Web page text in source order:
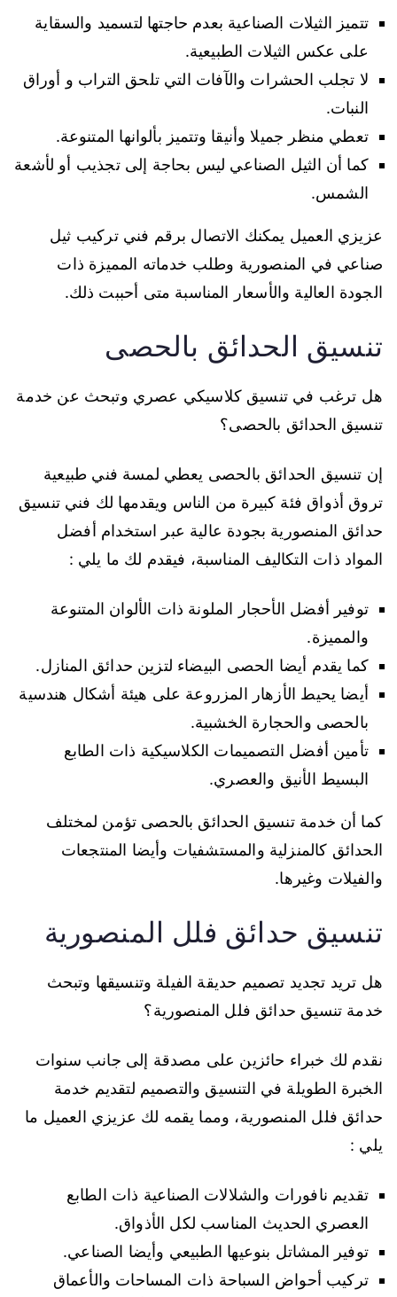
تتميز الثيلات الصناعية بعدم حاجتها لتسميد والسقاية
على عكس الثيلات الطبيعية.
لا تجلب الحشرات والآفات التي تلحق التراب و أوراق
النبات.
تعطي منظر جميلا وأنيقا وتتميز بألوانها المتنوعة.
كما أن الثيل الصناعي ليس بحاجة إلى تجذيب أو لأشعة
الشمس.
عزيزي العميل يمكنك الاتصال برقم فني تركيب ثيل
صناعي في المنصورية وطلب خدماته المميزة ذات
الجودة العالية والأسعار المناسبة متى أحببت ذلك.
تنسيق الحدائق بالحصى
هل ترغب في تنسيق كلاسيكي عصري وتبحث عن خدمة
تنسيق الحدائق بالحصى؟
إن تنسيق الحدائق بالحصى يعطي لمسة فني طبيعية
تروق أذواق فئة كبيرة من الناس ويقدمها لك فني تنسيق
حدائق المنصورية بجودة عالية عبر استخدام أفضل
المواد ذات التكاليف المناسبة، فيقدم لك ما يلي :
توفير أفضل الأحجار الملونة ذات الألوان المتنوعة
والمميزة.
كما يقدم أيضا الحصى البيضاء لتزين حدائق المنازل.
أيضا يحيط الأزهار المزروعة على هيئة أشكال هندسية
بالحصى والحجارة الخشبية.
تأمين أفضل التصميمات الكلاسيكية ذات الطابع
البسيط الأنيق والعصري.
كما أن خدمة تنسيق الحدائق بالحصى تؤمن لمختلف
الحدائق كالمنزلية والمستشفيات وأيضا المنتجعات
والفيلات وغيرها.
تنسيق حدائق فلل المنصورية
هل تريد تجديد تصميم حديقة الفيلة وتنسيقها وتبحث
خدمة تنسيق حدائق فلل المنصورية؟
نقدم لك خبراء حائزين على مصدقة إلى جانب سنوات
الخبرة الطويلة في التنسيق والتصميم لتقديم خدمة
حدائق فلل المنصورية، ومما يقمه لك عزيزي العميل ما
يلي :
تقديم نافورات والشلالات الصناعية ذات الطابع
العصري الحديث المناسب لكل الأذواق.
توفير المشاتل بنوعيها الطبيعي وأيضا الصناعي.
تركيب أحواض السباحة ذات المساحات والأعماق